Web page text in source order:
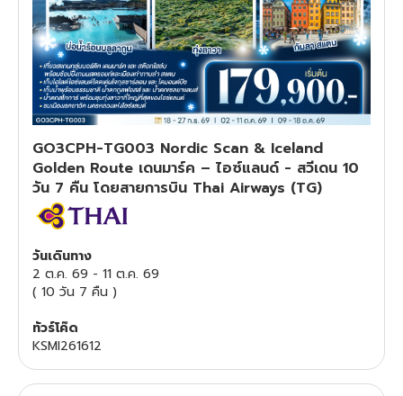
GO3CPH-TG003 Nordic Scan & Iceland
Golden Route เดนมาร์ค – ไอซ์แลนด์ - สวีเดน 10
วัน 7 คืน โดยสายการบิน Thai Airways (TG)
วันเดินทาง
2 ต.ค. 69 - 11 ต.ค. 69
( 10 วัน 7 คืน )
ทัวร์โค๊ด
KSMI261612
ทัวร์สวิตเซอร์แลนด์
ทัวร์พม่า
ทัวร์ลาว
ทัวร์มัลดีฟส์
ทัวร์เวียดนาม
ทัวร์อียิปต์
ทัวร์จอร์เจีย
ทัวร์อินเดีย
ทัวร์บาหลี